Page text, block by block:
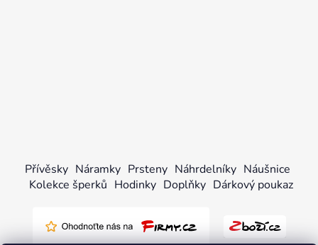
Přívěsky Náramky Prsteny Náhrdelníky Náušnice
Kolekce šperků Hodinky Doplňky Dárkový poukaz